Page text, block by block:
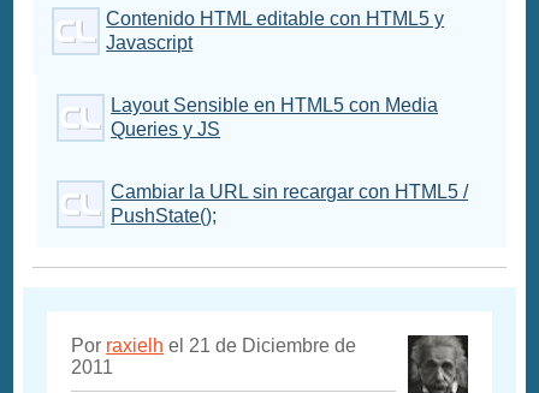
Contenido HTML editable con HTML5 y
Javascript
Layout Sensible en HTML5 con Media
Queries y JS
Cambiar la URL sin recargar con HTML5 /
PushState();
Por raxielh el 21 de Diciembre de
2011